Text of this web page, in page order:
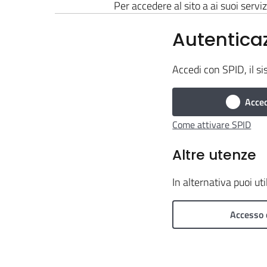
Per accedere al sito a ai suoi
Accedi con SPID, il
Come attivare SPID
Altre utenze
In alternativa puoi